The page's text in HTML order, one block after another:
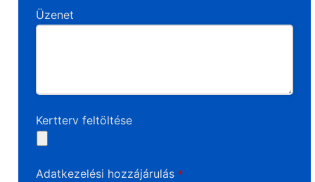
Üzenet
Kertterv feltöltése
Adatkezelési hozzájárulás *